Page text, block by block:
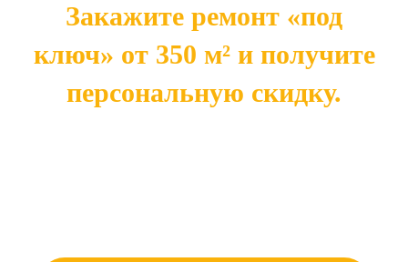
Закажите ремонт «под
ключ» от 350 м² и получите
персональную скидку.